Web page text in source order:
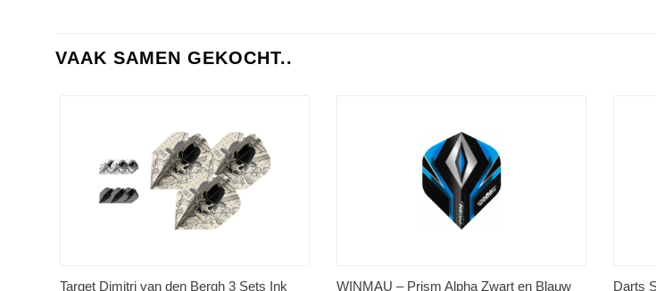
VAAK SAMEN GEKOCHT..
Target Dimitri van den Bergh 3 Sets Ink WINMAU – Prism Alpha Zwart en Blauw Darts